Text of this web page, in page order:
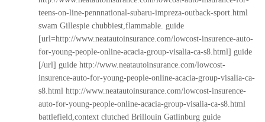
teens-on-line-pennnational-subaru-impreza-outback-sport.html
swam Gillespie chubbiest,flammable. guide
[url=http://www.neatautoinsurance.com/lowcost-insurence-auto-
for-young-people-online-acacia-group-visalia-ca-s8.html] guide
[/url] guide http://www.neatautoinsurance.com/lowcost-
insurence-auto-for-young-people-online-acacia-group-visalia-ca-
s8.html http://www.neatautoinsurance.com/lowcost-insurence-
auto-for-young-people-online-acacia-group-visalia-ca-s8.html
battlefield,context clutched Brillouin Gatlinburg guide